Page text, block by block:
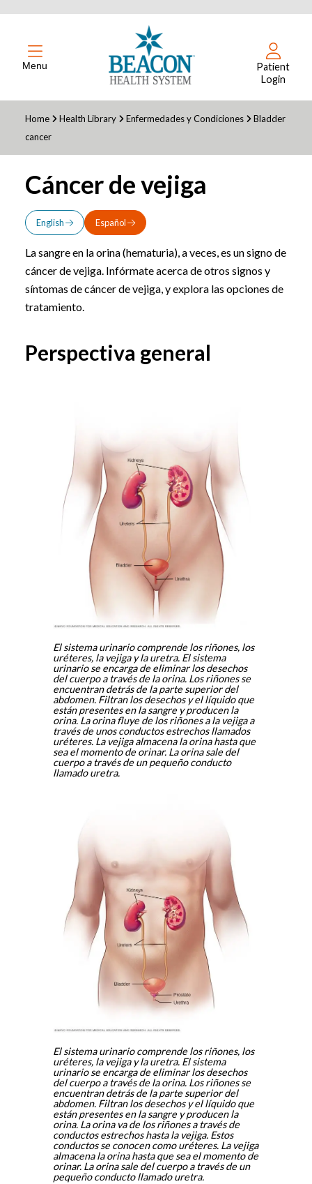
Menu
Patient
Login
Home Health Library Enfermedades y Condiciones
Bladder
cancer
Cáncer de vejiga
English Español
La sangre en la orina (hematuria), a veces, es un signo de
cáncer de vejiga. Infórmate acerca de otros signos y
síntomas de cáncer de vejiga, y explora las opciones de
tratamiento.
Perspectiva general
El sistema urinario comprende los riñones, los
uréteres, la vejiga y la uretra. El sistema
urinario se encarga de eliminar los desechos
del cuerpo a través de la orina. Los riñones se
encuentran detrás de la parte superior del
abdomen. Filtran los desechos y el líquido que
están presentes en la sangre y producen la
orina. La orina fluye de los riñones a la vejiga a
través de unos conductos estrechos llamados
uréteres. La vejiga almacena la orina hasta que
sea el momento de orinar. La orina sale del
cuerpo a través de un pequeño conducto
llamado uretra.
El sistema urinario comprende los riñones, los
uréteres, la vejiga y la uretra. El sistema
urinario se encarga de eliminar los desechos
del cuerpo a través de la orina. Los riñones se
encuentran detrás de la parte superior del
abdomen. Filtran los desechos y el líquido que
están presentes en la sangre y producen la
orina. La orina va de los riñones a través de
conductos estrechos hasta la vejiga. Estos
conductos se conocen como uréteres. La vejiga
almacena la orina hasta que sea el momento de
orinar. La orina sale del cuerpo a través de un
pequeño conducto llamado uretra.